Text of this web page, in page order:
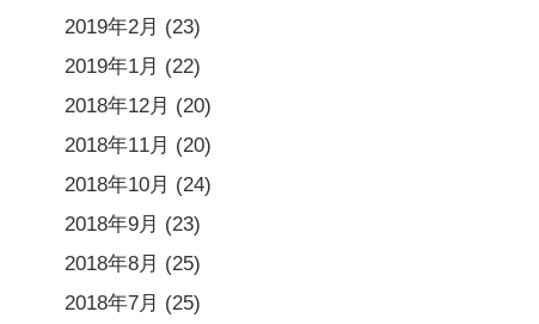
2019年2月 (23)
2019年1月 (22)
2018年12月 (20)
2018年11月 (20)
2018年10月 (24)
2018年9月 (23)
2018年8月 (25)
2018年7月 (25)